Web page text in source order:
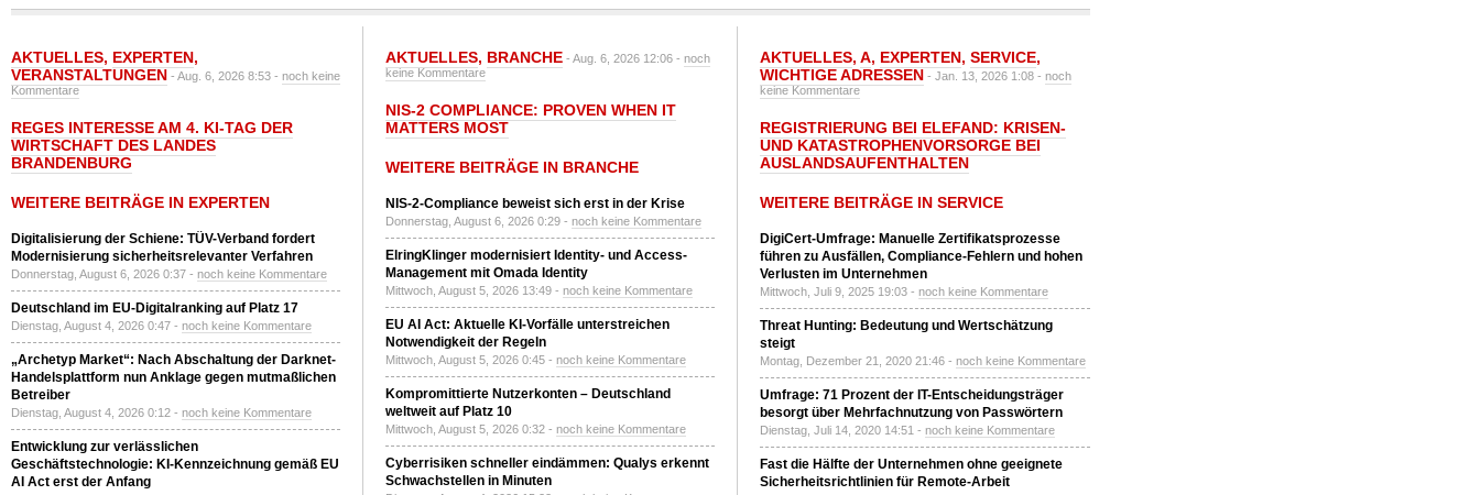
AKTUELLES, EXPERTEN,
VERANSTALTUNGEN - Aug. 6, 2026 8:53 - noch keine
Kommentare
REGES INTERESSE AM 4. KI-TAG DER
WIRTSCHAFT DES LANDES
BRANDENBURG
WEITERE BEITRÄGE IN EXPERTEN
Digitalisierung der Schiene: TÜV-Verband fordert
Modernisierung sicherheitsrelevanter Verfahren
Donnerstag, August 6, 2026 0:37 - noch keine Kommentare
Deutschland im EU-Digitalranking auf Platz 17
Dienstag, August 4, 2026 0:47 - noch keine Kommentare
„Archetyp Market“: Nach Abschaltung der Darknet-
Handelsplattform nun Anklage gegen mutmaßlichen
Betreiber
Dienstag, August 4, 2026 0:12 - noch keine Kommentare
Entwicklung zur verlässlichen
Geschäftstechnologie: KI-Kennzeichnung gemäß EU
AI Act erst der Anfang
AKTUELLES, BRANCHE - Aug. 6, 2026 12:06 - noch
keine Kommentare
NIS-2 COMPLIANCE: PROVEN WHEN IT
MATTERS MOST
WEITERE BEITRÄGE IN BRANCHE
NIS-2-Compliance beweist sich erst in der Krise
Donnerstag, August 6, 2026 0:29 - noch keine Kommentare
ElringKlinger modernisiert Identity- und Access-
Management mit Omada Identity
Mittwoch, August 5, 2026 13:49 - noch keine Kommentare
EU AI Act: Aktuelle KI-Vorfälle unterstreichen
Notwendigkeit der Regeln
Mittwoch, August 5, 2026 0:45 - noch keine Kommentare
Kompromittierte Nutzerkonten – Deutschland
weltweit auf Platz 10
Mittwoch, August 5, 2026 0:32 - noch keine Kommentare
Cyberrisiken schneller eindämmen: Qualys erkennt
Schwachstellen in Minuten
AKTUELLES, A, EXPERTEN, SERVICE,
WICHTIGE ADRESSEN - Jan. 13, 2026 1:08 - noch
keine Kommentare
REGISTRIERUNG BEI ELEFAND: KRISEN-
UND KATASTROPHENVORSORGE BEI
AUSLANDSAUFENTHALTEN
WEITERE BEITRÄGE IN SERVICE
DigiCert-Umfrage: Manuelle Zertifikatsprozesse
führen zu Ausfällen, Compliance-Fehlern und hohen
Verlusten im Unternehmen
Mittwoch, Juli 9, 2025 19:03 - noch keine Kommentare
Threat Hunting: Bedeutung und Wertschätzung
steigt
Montag, Dezember 21, 2020 21:46 - noch keine Kommentare
Umfrage: 71 Prozent der IT-Entscheidungsträger
besorgt über Mehrfachnutzung von Passwörtern
Dienstag, Juli 14, 2020 14:51 - noch keine Kommentare
Fast die Hälfte der Unternehmen ohne geeignete
Sicherheitsrichtlinien für Remote-Arbeit